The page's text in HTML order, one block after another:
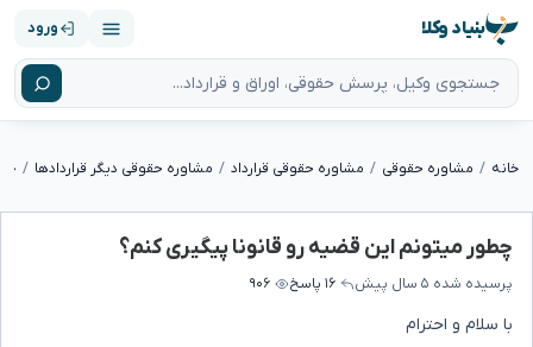
بنیاد وکلا ورود
خانه مشاوره حقوقی مشاوره حقوقی قرارداد مشاوره حقوقی دیگر قراردادها
چطور میتونم این قضیه رو قانونا پیگیری کنم؟
پرسیده شده ۵ سال پیش ۱۶ پاسخ ۹۰۶
با سلام و احترام